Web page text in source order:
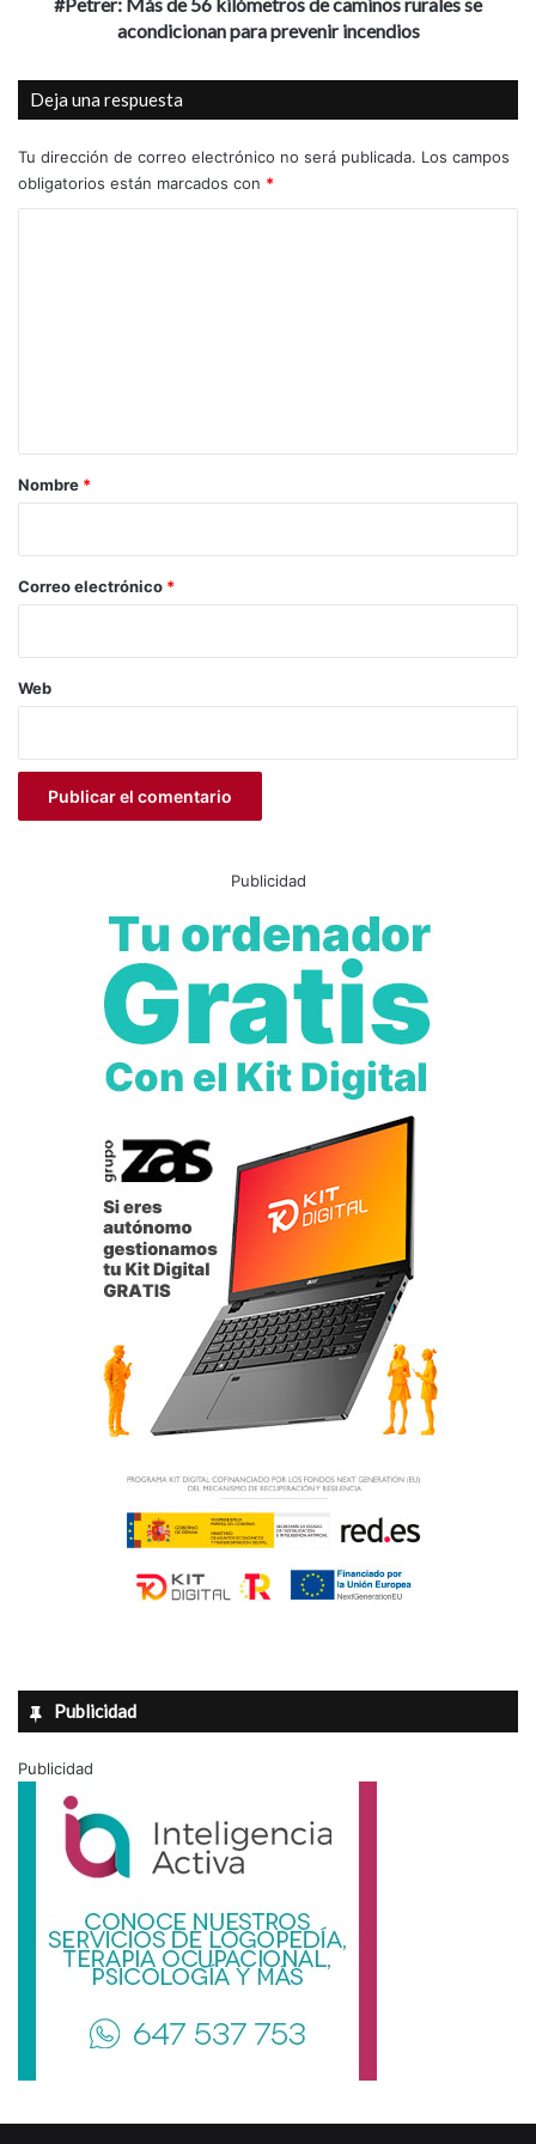
innovación sanitaria María Esclapez
Marouane Abatouy Pablo Ruz
Sanidad
incendios
#Petrer: Más de 56 kilómetros de caminos rurales se
acondicionan para prevenir incendios
Deja una respuesta
Tu dirección de correo electrónico no será publicada. Los campos
obligatorios están marcados con *
r
*
Nombre *
Correo electrónico *
Web
Publicidad
Publicidad
Publicidad